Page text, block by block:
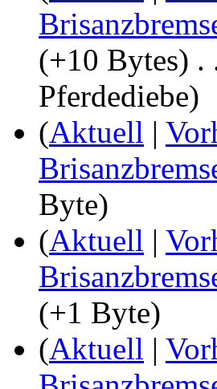
(+10 Bytes) .
Pferdediebe)
(Aktuell |
Byte)
(Aktuell |
(+1 Byte)
(Aktuell |